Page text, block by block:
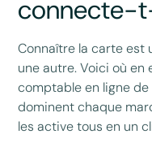
connecte-
Connaître la carte est
une autre. Voici où
comptable en ligne
dominent chaque
les active tous en un